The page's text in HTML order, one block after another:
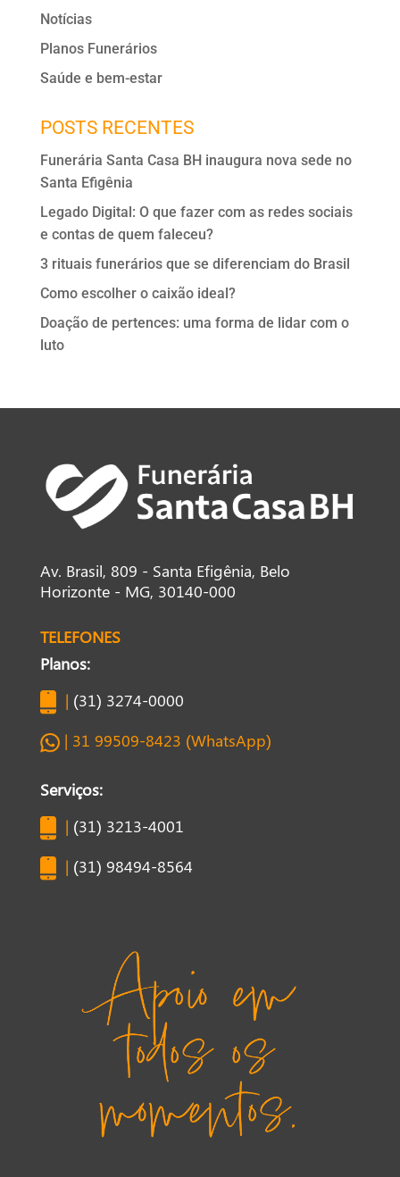
Notícias
Planos Funerários
Saúde e bem-estar
POSTS RECENTES
Funerária Santa Casa BH inaugura nova sede no
Santa Efigênia
Legado Digital: O que fazer com as redes sociais
e contas de quem faleceu?
3 rituais funerários que se diferenciam do Brasil
Como escolher o caixão ideal?
Doação de pertences: uma forma de lidar com o
luto
Av. Brasil, 809 - Santa Efigênia, Belo
Horizonte - MG, 30140-000
TELEFONES
Planos:
| (31) 3274-0000
| 31 99509-8423 (WhatsApp)
Serviços:
| (31) 3213-4001
| (31) 98494-8564